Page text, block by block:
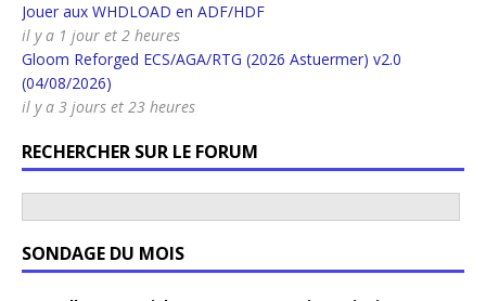
Jouer aux WHDLOAD en ADF/HDF
il y a 1 jour et 2 heures
Gloom Reforged ECS/AGA/RTG (2026 Astuermer) v2.0
(04/08/2026)
il y a 3 jours et 23 heures
RECHERCHER SUR LE FORUM
SONDAGE DU MOIS